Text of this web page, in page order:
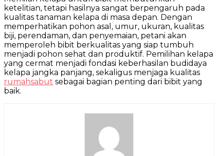
ketelitian, tetapi hasilnya sangat berpengaruh pada
kualitas tanaman kelapa di masa depan. Dengan
memperhatikan pohon asal, umur, ukuran, kualitas
biji, perendaman, dan penyemaian, petani akan
memperoleh bibit berkualitas yang siap tumbuh
menjadi pohon sehat dan produktif. Pemilihan kelapa
yang cermat menjadi fondasi keberhasilan budidaya
kelapa jangka panjang, sekaligus menjaga kualitas
rumahsabut sebagai bagian penting dari bibit yang
baik.